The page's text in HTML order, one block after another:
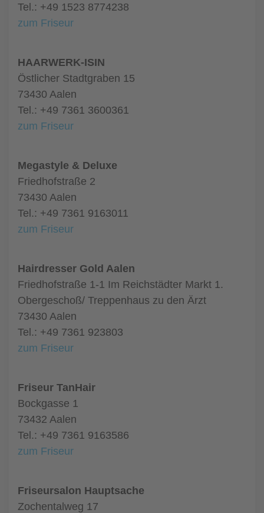
Tel.: +49 1523 8774238
zum Friseur
HAARWERK-ISIN
Östlicher Stadtgraben 15
73430 Aalen
Tel.: +49 7361 3600361
zum Friseur
Megastyle & Deluxe
Friedhofstraße 2
73430 Aalen
Tel.: +49 7361 9163011
zum Friseur
Hairdresser Gold Aalen
Friedhofstraße 1-1 Im Reichstädter Markt 1.
Obergeschoß/ Treppenhaus zu den Ärzt
73430 Aalen
Tel.: +49 7361 923803
zum Friseur
Friseur TanHair
Bockgasse 1
73432 Aalen
Tel.: +49 7361 9163586
zum Friseur
Friseursalon Hauptsache
Zochentalweg 17